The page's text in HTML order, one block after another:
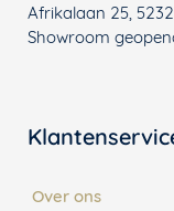
Afrikalaan 25,
Showroom
Over ons